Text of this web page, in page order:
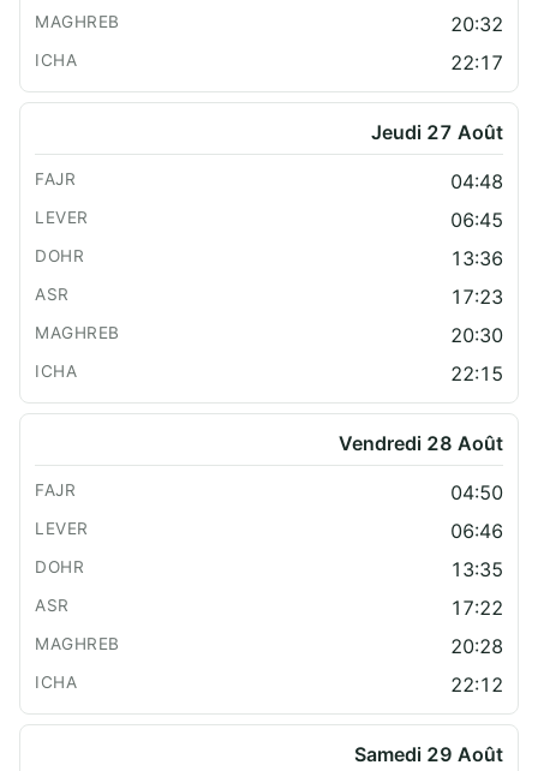
20:32
22:17
Jeudi 27 Août
04:48
06:45
13:36
17:23
20:30
22:15
Vendredi 28 Août
04:50
06:46
13:35
17:22
20:28
22:12
Samedi 29 Août